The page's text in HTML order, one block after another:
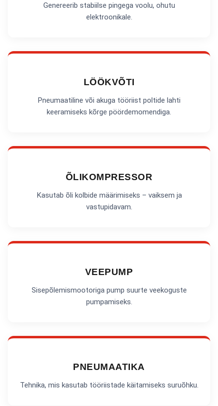
Genereerib stabiilse pingega voolu, ohutu
elektroonikale.
LÖÖKVÕTI
Pneumaatiline või akuga tööriist poltide lahti
keeramiseks kõrge pöördemomendiga.
ÕLIKOMPRESSOR
Kasutab õli kolbide määrimiseks – vaiksem ja
vastupidavam.
VEEPUMP
Sisepõlemismootoriga pump suurte veekoguste
pumpamiseks.
PNEUMAATIKA
Tehnika, mis kasutab tööriistade käitamiseks suruõhku.